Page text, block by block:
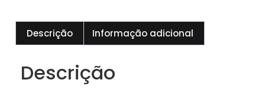
Descrição Informação adicional
Descrição